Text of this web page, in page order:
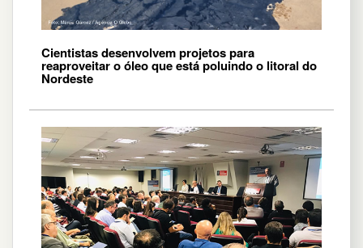
Cientistas desenvolvem projetos para
reaproveitar o óleo que está poluindo o litoral do
Nordeste